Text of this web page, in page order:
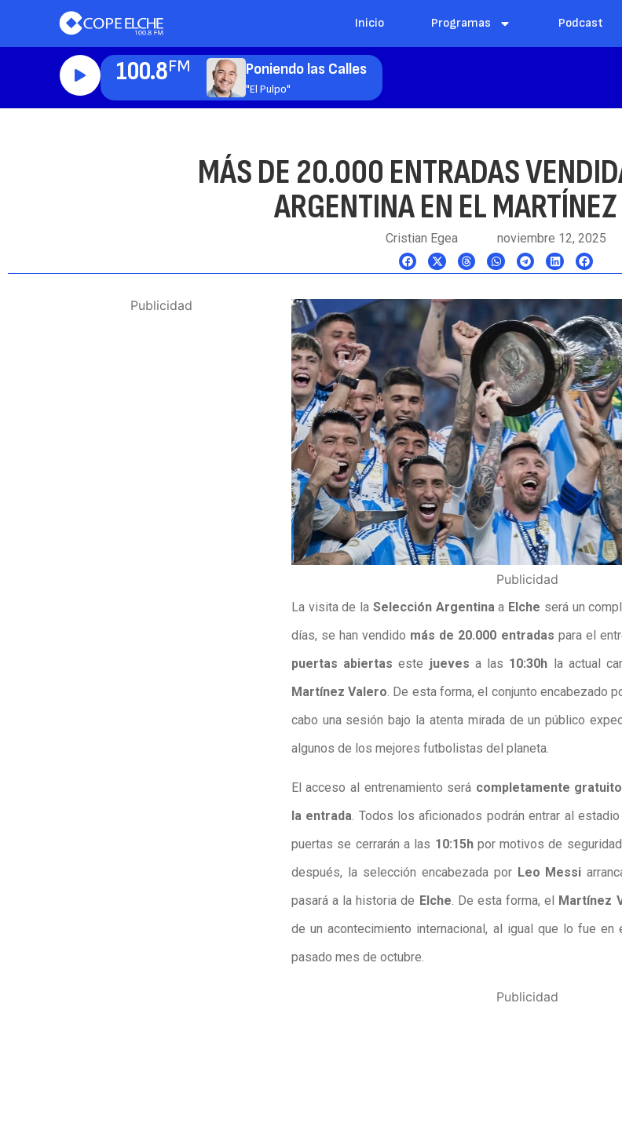
Inicio Programas Podcast
100.8FM Poniendo las Calles
"El Pulpo"
MÁS DE 20.000 ENTRADAS
ARGENTINA EN EL
Cristian Egea noviembre 12, 2025
Publicidad
Publicidad
La visita de la Selección Argentina a Elche será un
días, se han vendido más de 20.000 entradas para el
puertas abiertas este jueves a las 10:30h la actual
Martínez Valero . De esta forma, el conjunto encabezado
cabo una sesión bajo la atenta mirada de un público
algunos de los mejores futbolistas del planeta.
El acceso al entrenamiento será completamente gratuito
la entrada. Todos los aficionados podrán entrar al
puertas se cerrarán a las 10:15hpor motivos de
después, la selección encabezada porLeo Messi
pasará a la historia de Elche. De esta forma, el Martínez
de un acontecimiento internacional, al igual que lo fue en
pasado mes de octubre.
Publicidad